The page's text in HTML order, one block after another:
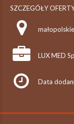
SZCZEGÓŁY
LUX MED
Data